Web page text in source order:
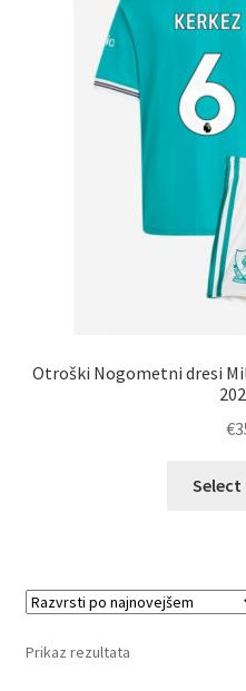
Zaključek nakupa
Otroški Nogometni dresi
€
Prikaz rezultata